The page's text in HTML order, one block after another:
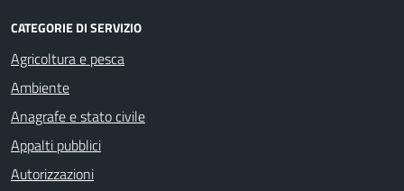
CATEGORIE DI SERVIZIO
Agricoltura e pesca
Ambiente
Anagrafe e stato civile
Appalti pubblici
Autorizzazioni